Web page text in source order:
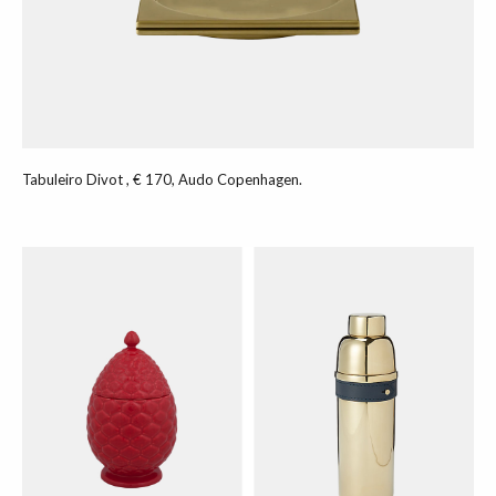
Tabuleiro Divot , € 170, Audo Copenhagen.